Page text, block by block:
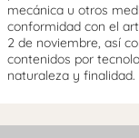
mecánica u otros
conformidad con el
2 de noviembre, así
contenidos por
naturaleza y finalidad.